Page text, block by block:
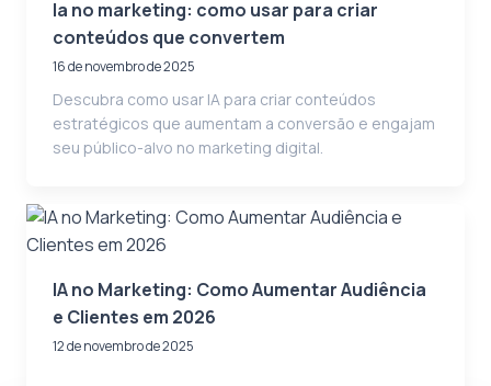
Ia no marketing: como usar para criar
conteúdos que convertem
16 de novembro de 2025
Descubra como usar IA para criar conteúdos
estratégicos que aumentam a conversão e engajam
seu público-alvo no marketing digital.
IA no Marketing: Como Aumentar Audiência
e Clientes em 2026
12 de novembro de 2025